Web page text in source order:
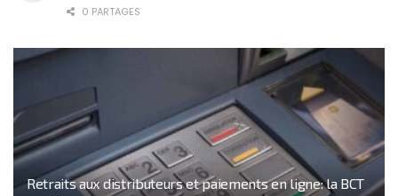
0 PARTAGES
Retraits aux distributeurs et paiements en ligne: la BCT